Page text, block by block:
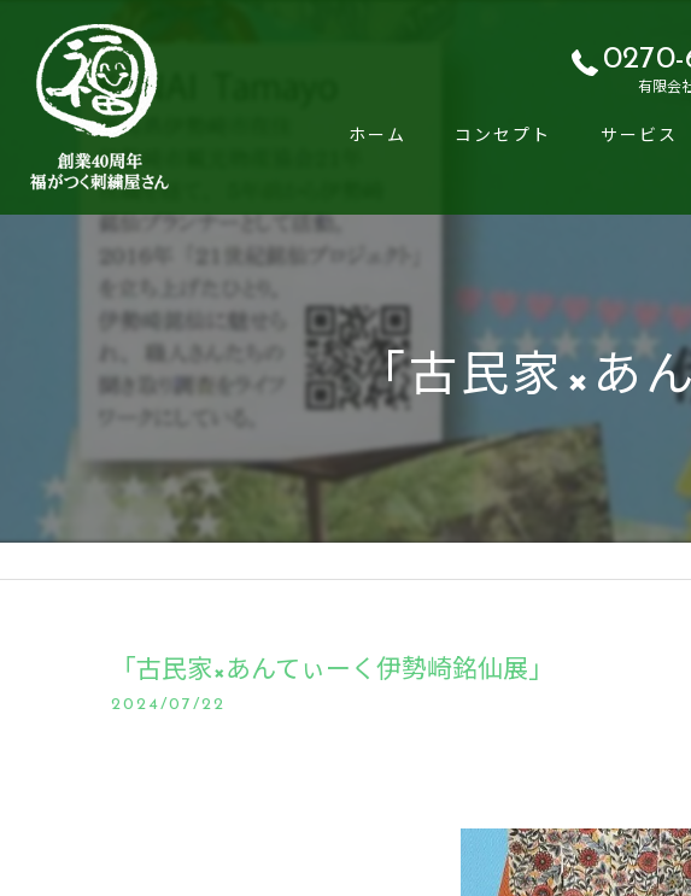
0270-
有限会
ホーム コンセプト サービス
「古民家×あ
「古民家×あんてぃーく伊勢崎銘仙展」
2024/07/22